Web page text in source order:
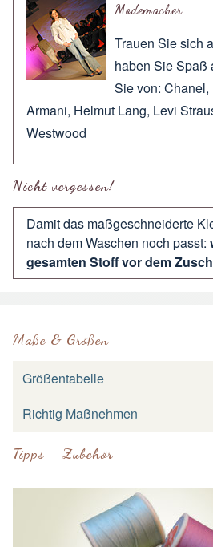
Modemacher
Trauen Sie sich
haben Sie Spaß
Sie von: Chanel,
Armani, Helmut Lang, Levi
Westwood
Nicht vergessen!
Damit das maßgeschneiderte
nach dem Waschen noch passt:
gesamten Stoff vor dem
Maße & Größen
Größentabelle
Richtig Maßnehmen
Tipps - Zubehör